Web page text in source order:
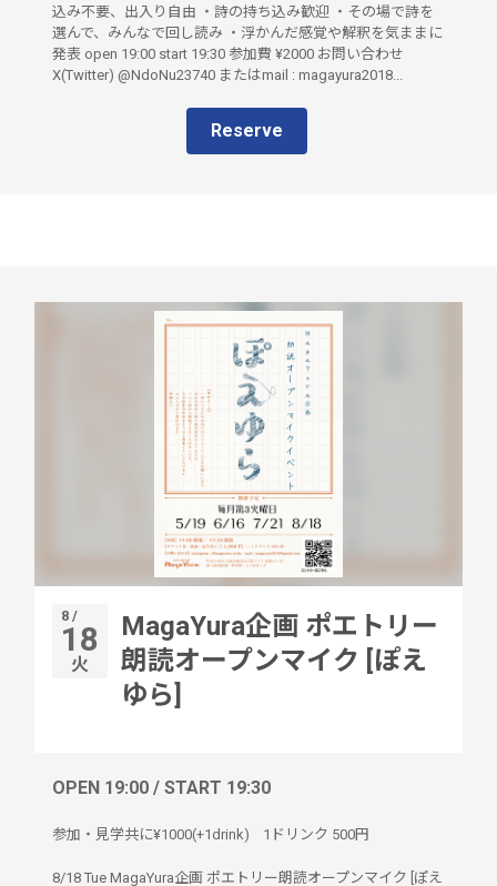
込み不要、出入り自由 ・詩の持ち込み歓迎 ・その場で詩を
選んで、みんなで回し読み ・浮かんだ感覚や解釈を気ままに
発表 open 19:00 start 19:30 参加費 ¥2000 お問い合わせ
X(Twitter) @NdoNu23740 またはmail : magayura2018...
Reserve
8 /
18
火
MagaYura企画 ポエトリー
朗読オープンマイク [ぽえ
ゆら]
OPEN 19:00 / START 19:30
参加・見学共に¥1000(+1drink) 1ドリンク 500円
8/18 Tue MagaYura企画 ポエトリー朗読オープンマイク [ぽえ